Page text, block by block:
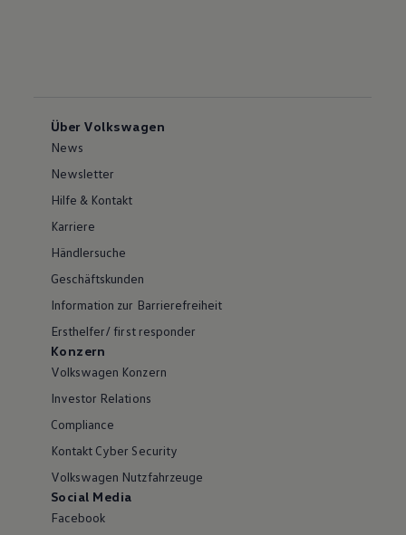
Über Volkswagen
News
Newsletter
Hilfe & Kontakt
Karriere
Händlersuche
Geschäftskunden
Information zur Barrierefreiheit
Ersthelfer/ first responder
Konzern
Volkswagen Konzern
Investor Relations
Compliance
Kontakt Cyber Security
Volkswagen Nutzfahrzeuge
Social Media
Facebook